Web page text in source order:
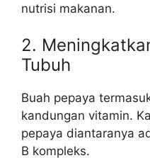
nutrisi makanan.
2.
Tubuh
Buah pepaya
kandungan vitamin.
pepaya diantaranya
B kompleks.